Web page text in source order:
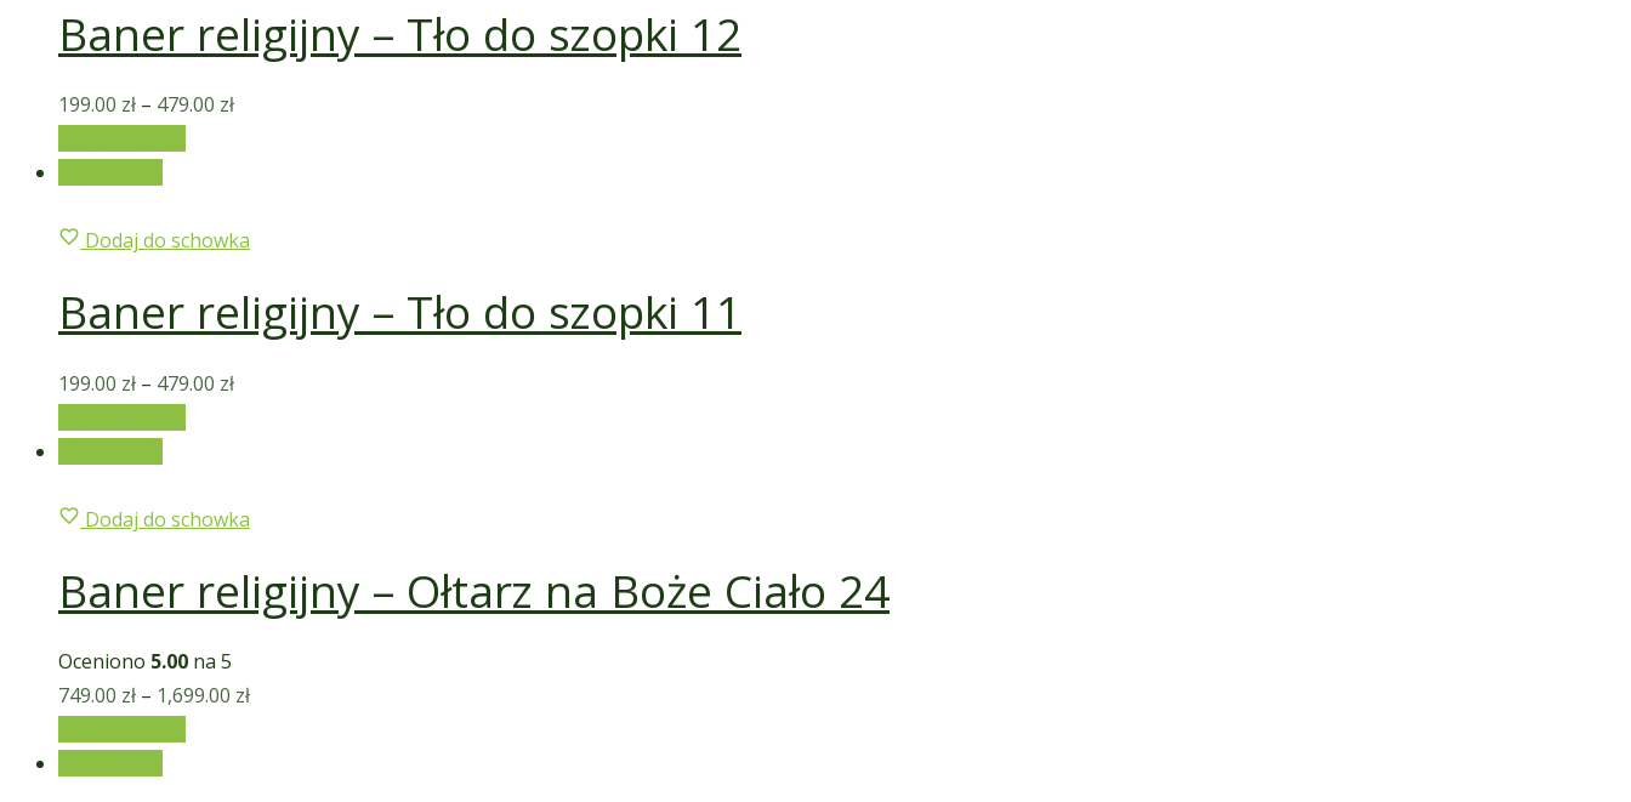
Baner religijny – Tło do szopki 12
199.00 zł – 479.00 zł
Dodaj do schowka
Baner religijny – Tło do szopki 11
199.00 zł – 479.00 zł
Dodaj do schowka
Baner religijny – Ołtarz na Boże Ciało 24
Oceniono 5.00 na 5
749.00 zł – 1,699.00 zł